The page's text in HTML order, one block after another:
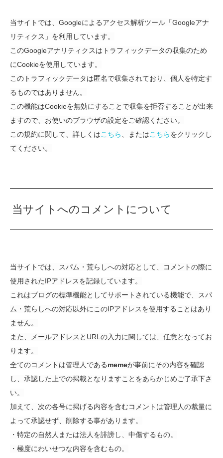
当サイトでは、Googleによるアクセス解析ツール「Googleアナ
リティクス」を利用しています。
このGoogleアナリティクスはトラフィックデータの収集のため
にCookieを使用しています。
このトラフィックデータは匿名で収集されており、個人を特定す
るものではありません。
この機能はCookieを無効にすることで収集を拒否することが出来
ますので、お使いのブラウザの設定をご確認ください。
この規約に関して、詳しくはこちら 、またはこちらをクリックし
てください。
当サイトへのコメントについて
当サイトでは、スパム・荒らしへの対応として、コメントの際に
使用されたIPアドレスを記録しています。
これはブログの標準機能としてサポートされている機能で、スパ
ム・荒らしへの対応以外にこのIPアドレスを使用することはあり
ません。
また、メールアドレスとURLの入力に関しては、任意となってお
ります。
全てのコメントは管理人であるmemeが事前にその内容を確認
し、承認した上での掲載となりますことをあらかじめご了承下さ
い。
加えて、次の各号に掲げる内容を含むコメントは管理人の裁量に
よって承認せず、削除する事があります。
・特定の自然人または法人を誹謗し、中傷するもの。
・極度にわいせつな内容を含むもの。